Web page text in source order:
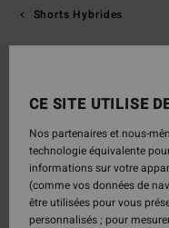
Shorts Hybrides
CE SITE UTILISE
Nos partenaires et nous-
technologie équivalente
informations sur votre
(comme vos données de
être utilisées pour vous
personnalisés ; pour